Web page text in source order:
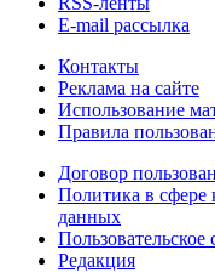
E-mail рассылка
Контакты
Реклама на сайте
Использование
Правила
Договор
Политика в сфере
данных
Пользовательское
Редакция